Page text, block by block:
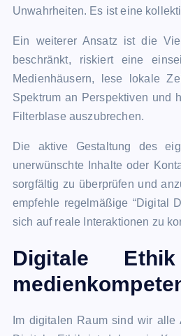
Unwahrheiten. Es ist eine
Ein weiterer Ansatz ist die
beschränkt, riskiert eine
Medienhäusern, lese lokale
Spektrum an Perspektiven und
Filterblase auszubrechen.
Die aktive Gestaltung des
unerwünschte Inhalte oder
sorgfältig zu überprüfen und
empfehle regelmäßige “Digital
sich auf reale Interaktionen zu
Digitale
Im digitalen Raum sind wir alle